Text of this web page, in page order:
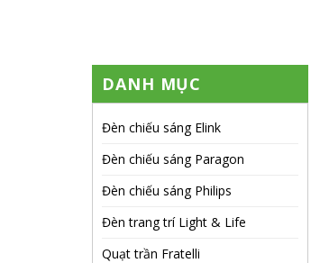
DANH MỤC
Đèn chiếu sáng Elink
Đèn chiếu sáng Paragon
Đèn chiếu sáng Philips
Đèn trang trí Light & Life
Quạt trần Fratelli